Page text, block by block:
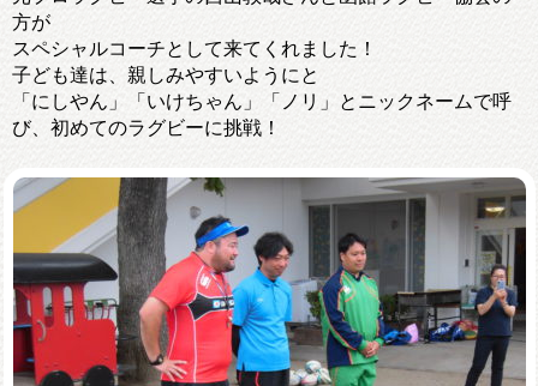
方が
スペシャルコーチとして来てくれました！
子ども達は、親しみやすいようにと
「にしやん」「いけちゃん」「ノリ」とニックネームで呼
び、初めてのラグビーに挑戦！